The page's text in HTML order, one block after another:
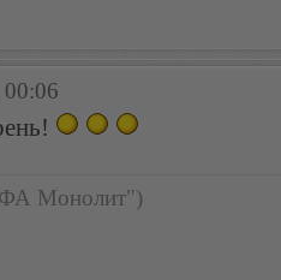
Монолит")